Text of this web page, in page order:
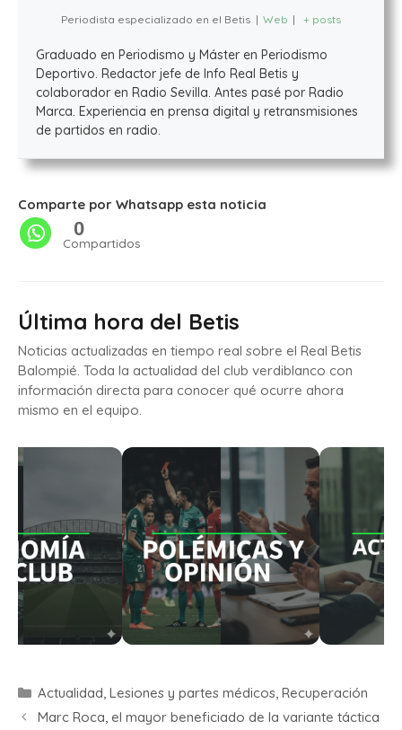
Periodista especializado en el Betis | Web | + posts
Graduado en Periodismo y Máster en Periodismo
Deportivo. Redactor jefe de Info Real Betis y
colaborador en Radio Sevilla. Antes pasé por Radio
Marca. Experiencia en prensa digital y retransmisiones
de partidos en radio.
Comparte por Whatsapp esta noticia
0
Compartidos
Última hora del Betis
Noticias actualizadas en tiempo real sobre el Real Betis
Balompié. Toda la actualidad del club verdiblanco con
información directa para conocer qué ocurre ahora
mismo en el equipo.
Actualidad, Lesiones y partes médicos, Recuperación
Marc Roca, el mayor beneficiado de la variante táctica